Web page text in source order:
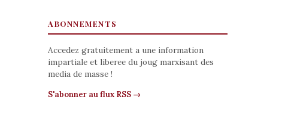
ABONNEMENTS
Accedez gratuitement a une information
impartiale et liberee du joug marxisant des
media de masse !
S'abonner au flux RSS →